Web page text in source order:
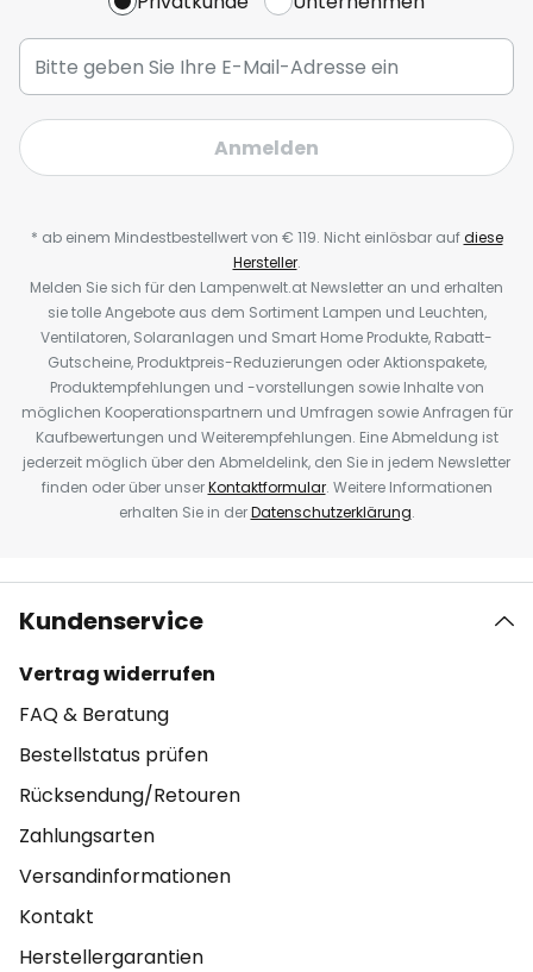
Anmelden
* ab einem Mindestbestellwert von € 119. Nicht einlösbar aufdiese
Hersteller.
Melden Sie sich für den Lampenwelt.at Newsletter an und erhalten
sie tolle Angebote aus dem Sortiment Lampen und Leuchten,
Ventilatoren, Solaranlagen und Smart Home Produkte, Rabatt-
Gutscheine, Produktpreis-Reduzierungen oder Aktionspakete,
Produktempfehlungen und -vorstellungen sowie Inhalte von
möglichen Kooperationspartnern und Umfragen sowie Anfragen für
Kaufbewertungen und Weiterempfehlungen. Eine Abmeldung ist
jederzeit möglich über den Abmeldelink, den Sie in jedem Newsletter
finden oder über unserKontaktformular. Weitere Informationen
erhalten Sie in derDatenschutzerklärung.
Kundenservice
Vertrag widerrufen
FAQ & Beratung
Bestellstatus prüfen
Rücksendung/Retouren
Zahlungsarten
Versandinformationen
Kontakt
Herstellergarantien